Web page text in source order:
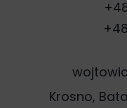
Krosno,